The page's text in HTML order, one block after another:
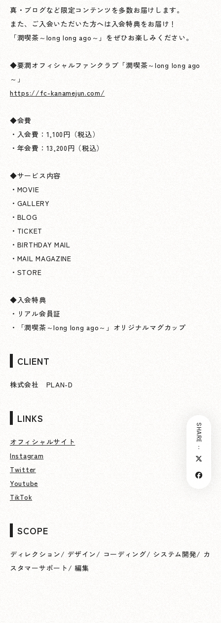
SHARE：
真・ブログなど限定コンテンツを多数お届けします。
また、ご入会いただいた方へは入会特典をお届け！
「潤喫茶～long long ago～」をぜひお楽しみください。
◆要潤オフィシャルファンクラブ「潤喫茶～long long ago
～」
https://fc-kanamejun.com/
◆会費
・入会費：1,100円（税込）
・年会費：13,200円（税込）
◆サービス内容
・MOVIE
・GALLERY
・BLOG
・TICKET
・BIRTHDAY MAIL
・MAIL MAGAZINE
・STORE
◆入会特典
・リアル会員証
・「潤喫茶～long long ago～」オリジナルマグカップ
CLIENT
株式会社 PLAN-D
LINKS
オフィシャルサイト
Instagram
Twitter
Youtube
TikTok
SCOPE
ディレクション/ デザイン/ コーディング/ システム開発/ カ
スタマーサポート /編集